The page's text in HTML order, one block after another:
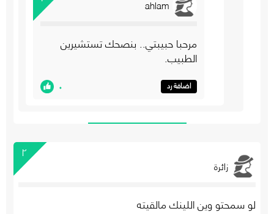
ahlam
مرحبا حبيبتي.. بنصحك تستشيرين
الطبيب.
اضافة رد ٠
٢
زائرة
لو سمحتو وين اللينك مالقيته